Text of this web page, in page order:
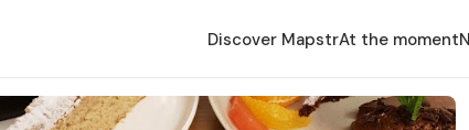
Discover MapstrAt the moment